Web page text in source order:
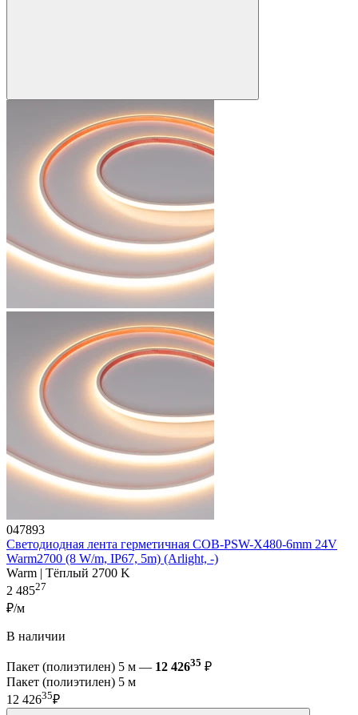
047893
Светодиодная лента герметичная COB-PSW-X480-6mm 24V
Warm2700 (8 W/m, IP67, 5m) (Arlight, -)
Warm | Тёплый 2700 K
2 48527
₽/м
В наличии
Пакет (полиэтилен) 5 м — 12 42635 ₽
Пакет (полиэтилен) 5 м
12 42635₽